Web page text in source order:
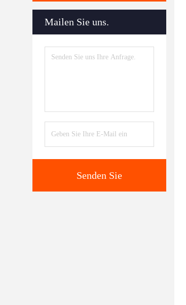
Mailen Sie uns.
Senden Sie